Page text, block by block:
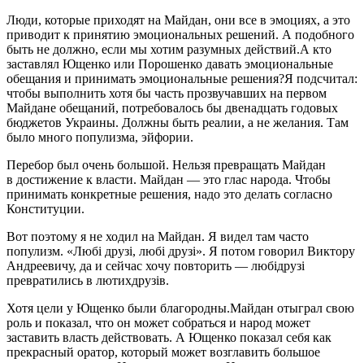
Люди, которые приходят на Майдан, они все в эмоциях, а это
приводит к принятию эмоциональных решений. А подобного
быть не должно, если мы хотим разумных действий.А кто
заставлял Ющенко или Порошенко давать эмоциональные
обещания и принимать эмоциональные решения?Я подсчитал:
чтобы выполнить хотя бы часть прозвучавших на первом
Майдане обещаний, потребовалось бы двенадцать годовых
бюджетов Украины. Должны быть реалии, а не желания. Там
было много популизма, эйфории.
Перебор был очень большой. Нельзя превращать Майдан
в достижение к власти. Майдан — это глас народа. Чтобы
принимать конкретные решения, надо это делать согласно
Конституции.
Вот поэтому я не ходил на Майдан. Я видел там часто
популизм. «Любі друзі, любі друзі». Я потом говорил Виктору
Андреевичу, да и сейчас хочу повторить — любідрузі
превратились в лютихдрузів.
Хотя цели у Ющенко были благородны.Майдан отыграл свою
роль и показал, что он может собраться и народ может
заставить власть действовать. А Ющенко показал себя как
прекрасный оратор, который может возглавить большое